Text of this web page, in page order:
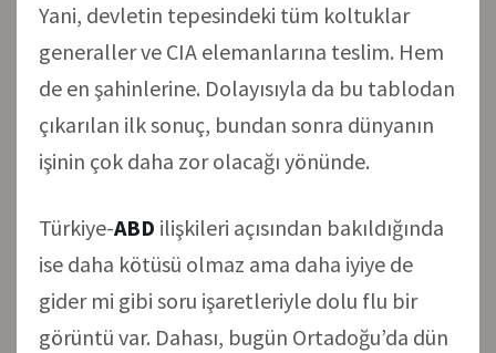
Yani, devletin tepesindeki tüm koltuklar
generaller ve CIA elemanlarına teslim. Hem
de en şahinlerine. Dolayısıyla da bu tablodan
çıkarılan ilk sonuç, bundan sonra dünyanın
işinin çok daha zor olacağı yönünde.
Türkiye-ABD ilişkileri açısından bakıldığında
ise daha kötüsü olmaz ama daha iyiye de
gider mi gibi soru işaretleriyle dolu flu bir
görüntü var. Dahası, bugün Ortadoğu’da dün